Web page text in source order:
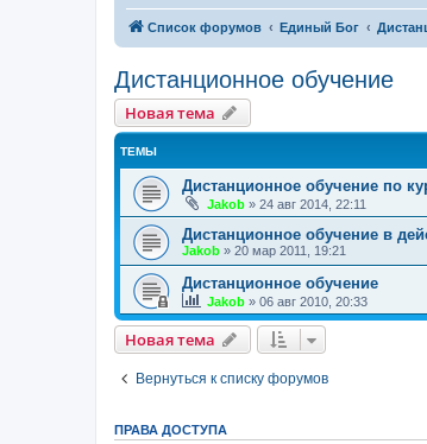
Список форумов Единый Бог
Дистанционное обучение
Новая тема
ТЕМЫ
Дистанционное обучение по
Jakob » 24 авг 2014, 22:11
Дистанционное обучение в
Jakob » 20 мар 2011, 19:21
Дистанционное обучение
Jakob » 06 авг 2010, 20:33
Новая тема
Вернуться к списку форумов
ПРАВА ДОСТУПА